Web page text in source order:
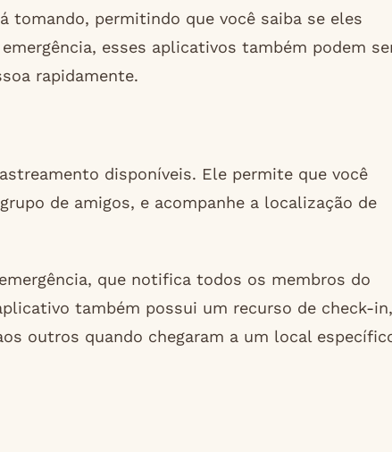
tomando, permitindo que você saiba se eles
esses aplicativos também podem
rapidamente.
disponíveis. Ele permite que você
de amigos, e acompanhe a localização de
que notifica todos os membros do
também possui um recurso de check-in,
outros quando chegaram a um local